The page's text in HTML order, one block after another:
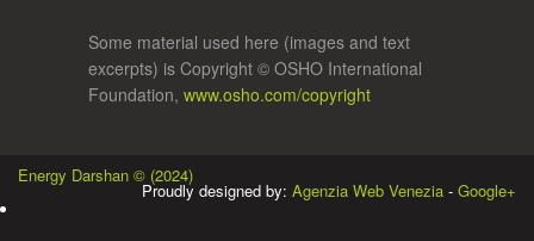
Some material used here (images and text
excerpts) is Copyright © OSHO International
Foundation, www.osho.com/copyright
Energy Darshan © (2024)
Proudly designed by: Agenzia Web Venezia - Google+